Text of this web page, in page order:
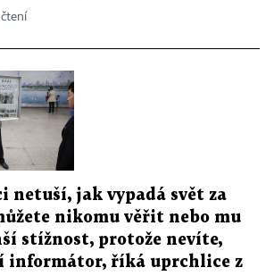
netuší, jak vypadá svět za
nikomu věřit nebo mu
stížnost, protože nevíte,
informátor, říká uprchlice z